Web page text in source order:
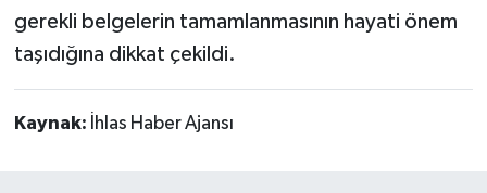
gerekli belgelerin tamamlanmasının hayati önem
taşıdığına dikkat çekildi.
Kaynak: İhlas Haber Ajansı